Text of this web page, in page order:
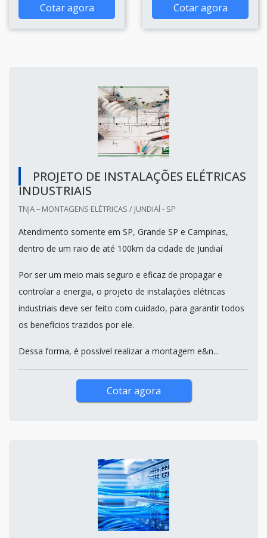
Cotar agora Cotar agora
PROJETO DE INSTALAÇÕES ELÉTRICAS
INDUSTRIAIS
TNJA – MONTAGENS ELÉTRICAS / JUNDIAÍ - SP
Atendimento somente em SP, Grande SP e Campinas,
dentro de um raio de até 100km da cidade de Jundiaí
Por ser um meio mais seguro e eficaz de propagar e
controlar a energia, o projeto de instalações elétricas
industriais deve ser feito com cuidado, para garantir todos
os benefícios trazidos por ele.
Dessa forma, é possível realizar a montagem e&n...
Cotar agora